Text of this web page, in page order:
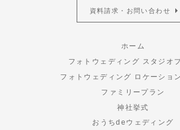
資料請求・お問い合わせ
ホーム
フォトウェディング スタジオ
フォトウェディング ロケーショ
ファミリープラン
神社挙式
おうちdeウェディング